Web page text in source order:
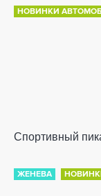
НОВИНКИ
Спортивный
ЖЕНЕВА